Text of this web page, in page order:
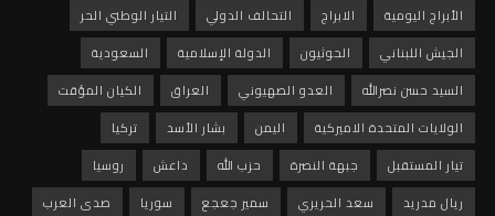
التحالف الدولي
التيار الوطني الحر
الحوثيون
الدولة الإسلامية
السعودية
العدو الصهيوني
العراق
الكيان المؤقت
اليمن بشار الأسد
تركيا
النصرة
حزب الله داعش
روسيا
الحريري
سمير جعجع سوريا
صدى العرب